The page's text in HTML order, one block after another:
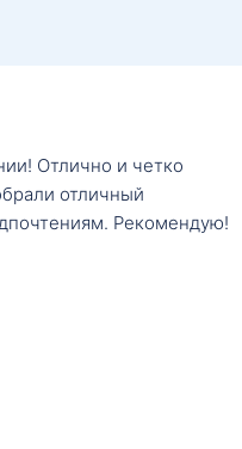
Отлично и четко
отличный
Рекомендую!